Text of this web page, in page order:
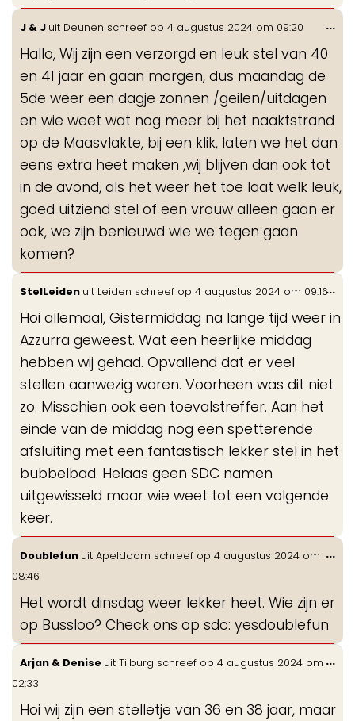
J & J uit Deunen schreef op 4 augustus 2024 om 09:20
Hallo, Wij zijn een verzorgd en leuk stel van 40
en 41 jaar en gaan morgen, dus maandag de
5de weer een dagje zonnen /geilen/uitdagen
en wie weet wat nog meer bij het naaktstrand
op de Maasvlakte, bij een klik, laten we het dan
eens extra heet maken ,wij blijven dan ook tot
in de avond, als het weer het toe laat welk leuk,
goed uitziend stel of een vrouw alleen gaan er
ook, we zijn benieuwd wie we tegen gaan
komen?
...
StelLeiden uit Leiden schreef op 4 augustus 2024 om 09:16
Hoi allemaal, Gistermiddag na lange tijd weer in
Azzurra geweest. Wat een heerlijke middag
hebben wij gehad. Opvallend dat er veel
stellen aanwezig waren. Voorheen was dit niet
zo. Misschien ook een toevalstreffer. Aan het
einde van de middag nog een spetterende
afsluiting met een fantastisch lekker stel in het
bubbelbad. Helaas geen SDC namen
uitgewisseld maar wie weet tot een volgende
keer.
...
Doublefun uit Apeldoorn schreef op 4 augustus 2024 om
08:46
Het wordt dinsdag weer lekker heet. Wie zijn er
op Bussloo? Check ons op sdc: yesdoublefun
...
Arjan & Denise uit Tilburg schreef op 4 augustus 2024 om
02:33
Hoi wij zijn een stelletje van 36 en 38 jaar, maar
...